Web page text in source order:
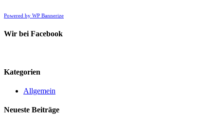
Powered by WP Bannerize
Wir bei Facebook
Kategorien
Allgemein
Neueste Beiträge